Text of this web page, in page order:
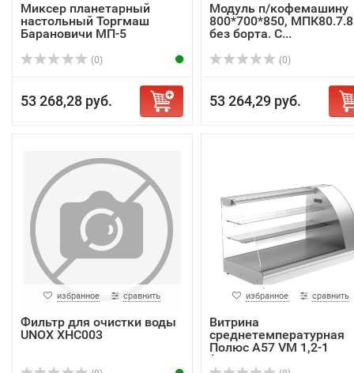
Миксер планетарный
настольный Торгмаш
Барановичи МП-5
(0)
53 268,28 руб.
Модуль п/кофемашину
800*700*850,
без борта. С...
(0)
53 264,29 руб.
избранное сравнить
Фильтр для очистки воды
UNOX XHC003
избранное сравнить
Витрина
среднетемпературная
Полюс А57 VM 1,2-1
(ВХС-1,2 А...